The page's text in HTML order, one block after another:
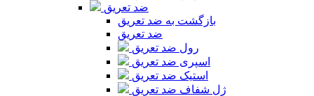
ضد تعریق
بازگشت به ضد تعریق
ضد تعریق
رول ضد تعریق
اسپری ضد تعریق
استیک ضد تعریق
ژل شفاف ضد تعریق